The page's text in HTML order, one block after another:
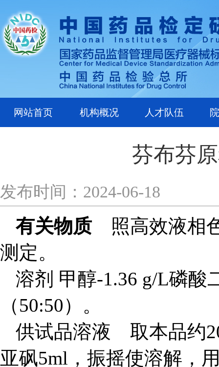
网站首页 机构概况 人才队伍
芬布芬
发布时间：2024-06-18
有关物质照高效液相色
测定。
溶剂 甲醇-1.36 g/L磷酸
（50:50）。
供试品溶液 取本品约
亚砜5ml，振摇使溶解，